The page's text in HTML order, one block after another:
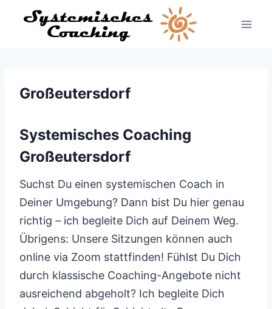
Inhalt
Großeutersdorf
Systemisches Coaching
Großeutersdorf
Suchst Du einen systemischen Coach in
Deiner Umgebung? Dann bist Du hier genau
richtig – ich begleite Dich auf Deinem Weg.
Übrigens: Unsere Sitzungen können auch
online via Zoom stattfinden! Fühlst Du Dich
durch klassische Coaching-Angebote nicht
ausreichend abgeholt? Ich begleite Dich